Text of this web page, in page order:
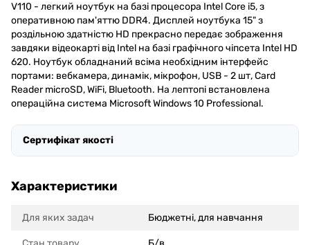
V110 - легкий ноутбук на базі процесора Intel Core i5, з
оперативною пам'яттю DDR4. Дисплей ноутбука 15" з
роздільною здатністю HD прекрасно передає зображення
завдяки відеокарті від Intel на базі графічного чіпсета Intel HD
620. Ноутбук обладнаний всіма необхідним інтерфейс
портами: вебкамера, динамік, мікрофон, USB - 2 шт, Card
Reader microSD, WiFi, Bluetooth. На лептопі встановлена
операційна система Microsoft Windows 10 Professional.
Сертифікат якості
Характеристики
Для яких задач Бюджетні, для навчання